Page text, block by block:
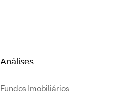
Análises
Fundos Imobiliários